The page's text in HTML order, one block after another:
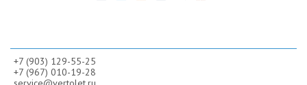
+7 (903) 129-55-25
+7 (967) 010-19-28